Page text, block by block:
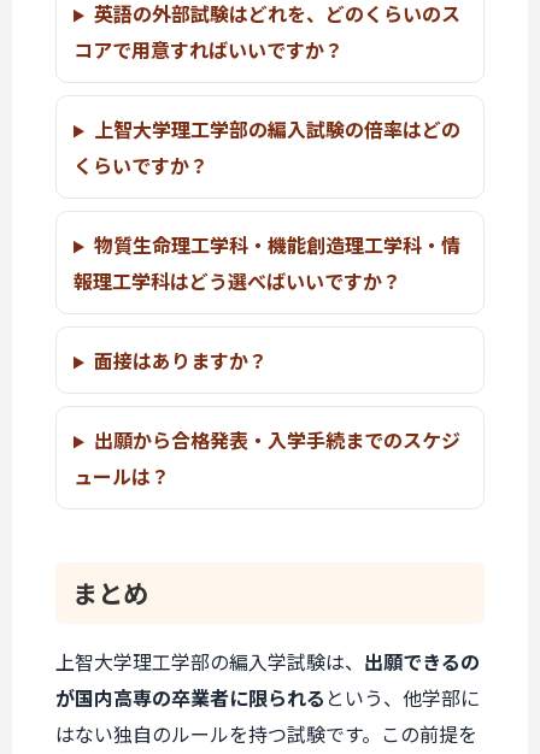
英語の外部試験はどれを、どのくらいのス
コアで用意すればいいですか？
上智大学理工学部の編入試験の倍率はどの
くらいですか？
物質生命理工学科・機能創造理工学科・情
報理工学科はどう選べばいいですか？
面接はありますか？
出願から合格発表・入学手続までのスケジ
ュールは？
まとめ
上智大学理工学部の編入学試験は、 出願できるの
が国内高専の卒業者に限られる という、他学部に
はない独自のルールを持つ試験です。この前提を